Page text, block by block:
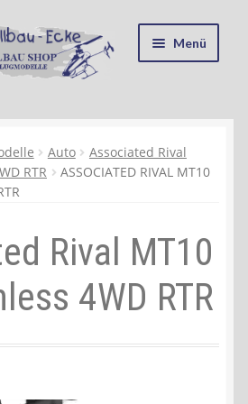
Menü
und Umwelt
Auto
Associated Rival
RTR
ASSOCIATED RIVAL MT10
Rival MT10
4WD RTR